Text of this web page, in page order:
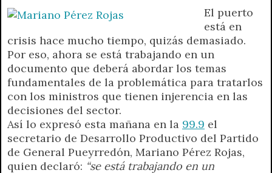
y
El puerto
está en
crisis hace mucho tiempo, quizás demasiado.
Por eso, ahora se está trabajando en un
documento que deberá abordar los temas
fundamentales de la problemática para tratarlos
con los ministros que tienen injerencia en las
decisiones del sector.
Así lo expresó esta mañana en la 99.9 el
secretario de Desarrollo Productivo del Partido
de General Pueyrredón, Mariano Pérez Rojas,
quien declaró: “se está trabajando en un